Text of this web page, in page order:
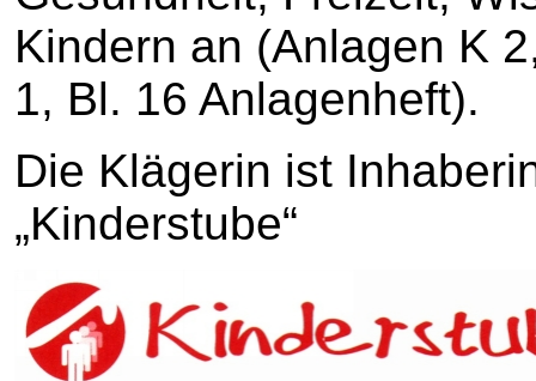
Kindern an (Anlagen K
1, Bl. 16 Anlagenheft).
Die Klägerin ist
„Kinderstube“